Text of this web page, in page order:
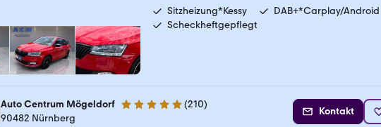
Sitzheizung*Kessy
DAB+*Carplay/Android
Scheckheftgepflegt
Auto Centrum Mögeldorf 5 Sterne (210)
90482 Nürnberg
Kontakt